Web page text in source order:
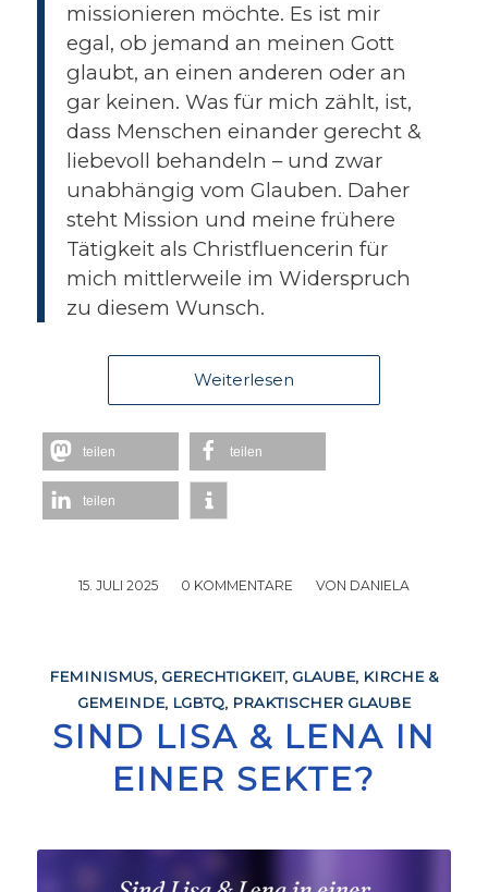
missionieren möchte. Es ist mir
egal, ob jemand an meinen Gott
glaubt, an einen anderen oder an
gar keinen. Was für mich zählt, ist,
dass Menschen einander gerecht &
liebevoll behandeln – und zwar
unabhängig vom Glauben. Daher
steht Mission und meine frühere
Tätigkeit als Christfluencerin für
mich mittlerweile im Widerspruch
zu diesem Wunsch.
Weiterlesen
teilen teilen
teilen
15. JULI 2025
/ 0 KOMMENTARE
/ VON DANIELA
FEMINISMUS, GERECHTIGKEIT, GLAUBE, KIRCHE &
GEMEINDE, LGBTQ, PRAKTISCHER GLAUBE
SIND LISA & LENA IN
EINER SEKTE?